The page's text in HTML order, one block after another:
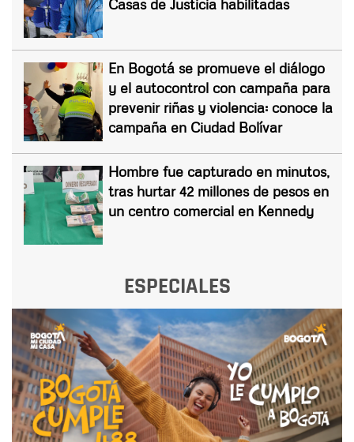
Casas de Justicia habilitadas
En Bogotá se promueve el diálogo
y el autocontrol con campaña para
prevenir riñas y violencia: conoce la
campaña en Ciudad Bolívar
Hombre fue capturado en minutos,
tras hurtar 42 millones de pesos en
un centro comercial en Kennedy
ESPECIALES